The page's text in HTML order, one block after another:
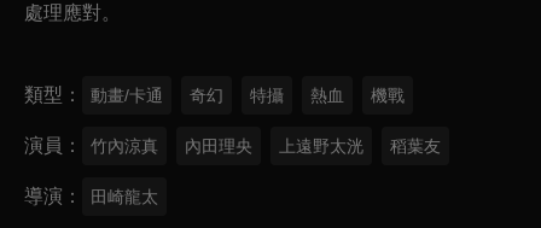
處理應對。
類型 動畫/卡通 奇幻 特攝 熱血 機戰
演員 竹內涼真 內田理央 上遠野太洸 稻葉友
導演 田崎龍太